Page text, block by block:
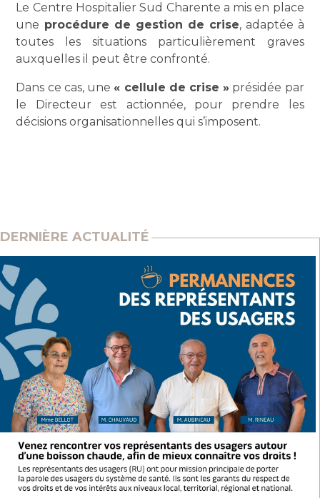
Le Centre Hospitalier Sud Charente a mis en place
une procédure de gestion de crise, adaptée à
toutes les situations particulièrement graves
auxquelles il peut être confronté.
Dans ce cas, une « cellule de crise » présidée par
le Directeur est actionnée, pour prendre les
décisions organisationnelles qui s’imposent.
DERNIÈRE ACTUALITÉ